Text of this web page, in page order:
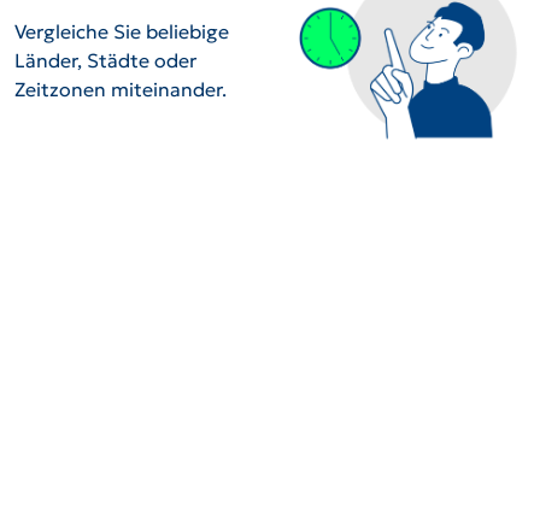
Vergleiche Sie beliebige
Länder, Städte oder
Zeitzonen miteinander.